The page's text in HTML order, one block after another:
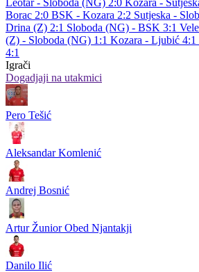
Borac 2:0 BSK - Kozara 2:2 Sutjeska -
Drina (Z) 2:1 Sloboda (NG) - BSK 3:1
(Z) - Sloboda (NG) 1:1 Kozara - Ljubić 4:1
4:1
Igrači
Dogadjaji na utakmici
Pero Tešić
Aleksandar Komlenić
Andrej Bosnić
Artur Žunior Obed Njantakji
Danilo Ilić